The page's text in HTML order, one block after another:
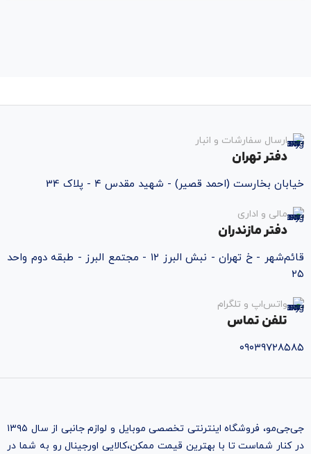
ارسال سفارشات و انبار
دفتر تهران
خیابان بخارست (احمد قصیر) - شهید مقدس ۴ - پلاک 34
مالی و اداری
دفتر مازندران
قائم‌شهر - خ تهران - نبش البرز ۱۲ - مجتمع البرز - طبقه دوم واحد
۲۵
واتس‌اپ و تلگرام
تلفن تماس
۰۹۰۳۹۷۲۸۵۸۵
جی‌جی‌مو، فروشگاه اینترنتی تخصصی موبایل و لوازم جانبی از سال ۱۳۹۵
در کنار شماست تا با بهترین قیمت ممکن،‌کالایی اورجینال رو به شما در